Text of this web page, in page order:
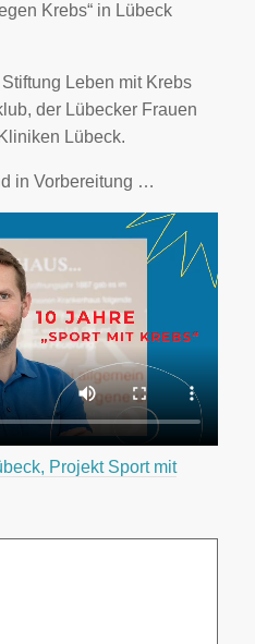
Krebs“ in Lübeck
Leben mit Krebs
der Lübecker Frauen
Lübeck.
in Vorbereitung …
Projekt Sport mit